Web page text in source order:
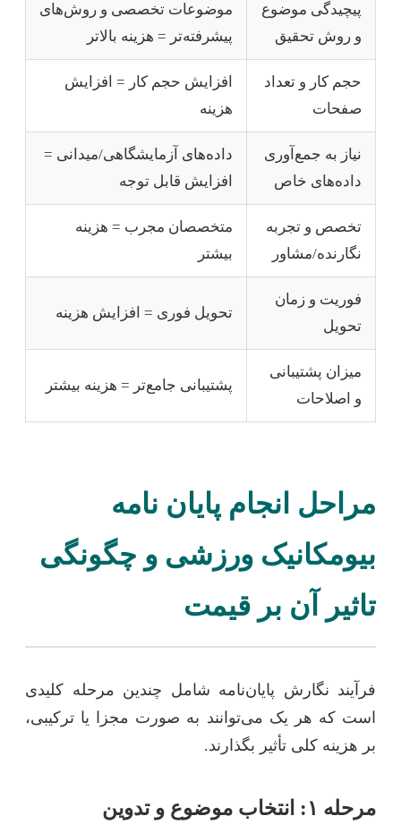
پیچیدگی موضوع
و روش تحقیق
موضوعات تخصصی و روش‌های
پیشرفته‌تر = هزینه بالاتر
حجم کار و تعداد
صفحات
افزایش حجم کار = افزایش
هزینه
نیاز به جمع‌آوری
داده‌های خاص
داده‌های آزمایشگاهی/میدانی =
افزایش قابل توجه
تخصص و تجربه
نگارنده/مشاور
متخصصان مجرب = هزینه
بیشتر
فوریت و زمان
تحویل
تحویل فوری = افزایش هزینه
میزان پشتیبانی
و اصلاحات
پشتیبانی جامع‌تر = هزینه بیشتر
مراحل انجام پایان نامه
بیومکانیک ورزشی و چگونگی
تاثیر آن بر قیمت
فرآیند نگارش پایان‌نامه شامل چندین مرحله کلیدی
است که هر یک می‌توانند به صورت مجزا یا ترکیبی،
بر هزینه کلی تأثیر بگذارند.
مرحله ۱: انتخاب موضوع و تدوین